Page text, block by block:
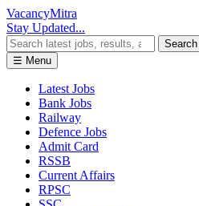
VacancyMitra
Stay Updated...
Search
☰ Menu
Latest Jobs
Bank Jobs
Railway
Defence Jobs
Admit Card
RSSB
Current Affairs
RPSC